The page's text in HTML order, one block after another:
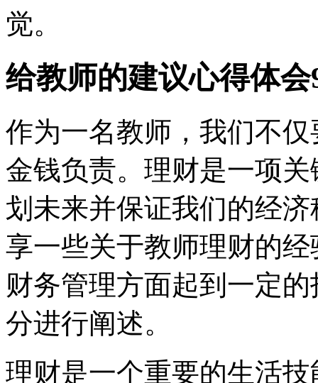
觉。
给教师的建议心得体会
作为一名教师，我们不
金钱负责。理财是一项
划未来并保证我们的经
享一些关于教师理财的
财务管理方面起到一定
分进行阐述。
理财是一个重要的生活